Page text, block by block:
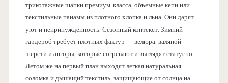
трикотажные шапки премиум-класса, объемные кепи или
текстильные панамы из плотного хлопка и льна. Они дарят
уют и непринужденность. Сезонный контекст. Зимний
гардероб требует плотных фактур — велюра, валяной
шерсти и ангоры, которые согревают и выглядят статусно.
Летом же на первый план выходят легкая натуральная
соломка и дышащий текстиль, защищающие от солнца на